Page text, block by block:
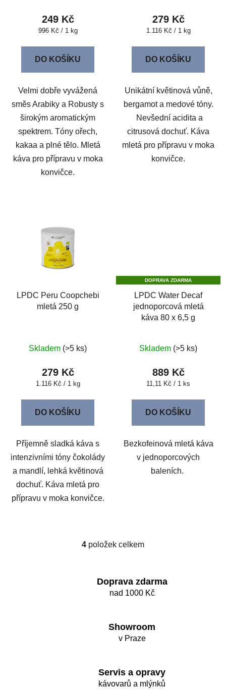
249 Kč
Měrná
996 Kč / 1 kg
DO KOŠÍKU
Velmi dobře vyvážená
směs Arabiky a Robusty s
širokým aromatickým
spektrem. Tóny ořech,
kakaa a plné tělo. Mletá
káva pro přípravu v moka
konvičce.
279 Kč
Měrná
1.116 Kč / 1 kg
DO KOŠÍKU
Unikátní květinová vůně,
bergamot a medové tóny.
Nevšední acidita a
citrusová dochuť. Káva
mletá pro přípravu v moka
konvičce.
LPDC Peru Coopchebi
mletá 250 g
Skladem (>5 ks)
279 Kč
Měrná
1.116 Kč / 1 kg
DO KOŠÍKU
Příjemně sladká káva s
intenzivními tóny čokolády
a mandlí, lehká květinová
dochuť. Káva mletá pro
přípravu v moka konvičce.
DOPRAVA ZDARMA
LPDC Water Decaf
jednoporcová mletá
káva 80 x 6,5 g
Skladem (>5 ks)
889 Kč
Měrná
11,11 Kč / 1 ks
DO KOŠÍKU
Bezkofeinová mletá káva
v jednoporcových
baleních.
O
á
d
í
p
k
y
4 položek celkem
Doprava zdarma
nad 1000 Kč
Showroom
v Praze
Servis a opravy
kávovarů a mlýnků